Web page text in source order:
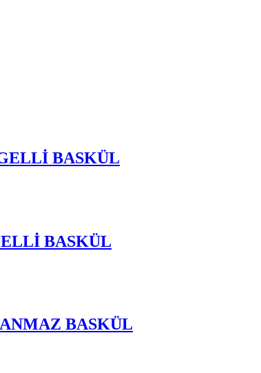
BASKÜL
BASKÜL
BASKÜL